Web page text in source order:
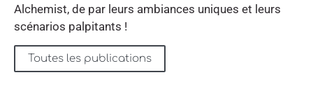
Alchemist, de par leurs ambiances uniques et leurs
scénarios palpitants !
Toutes les publications